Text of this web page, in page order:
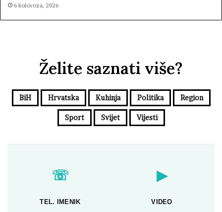
6 kolovoza, 2026
Želite saznati više?
BiH Hrvatska Kuhinja Politika Region
Sport Svijet Vijesti
☏
TEL. IMENIK
▶
VIDEO